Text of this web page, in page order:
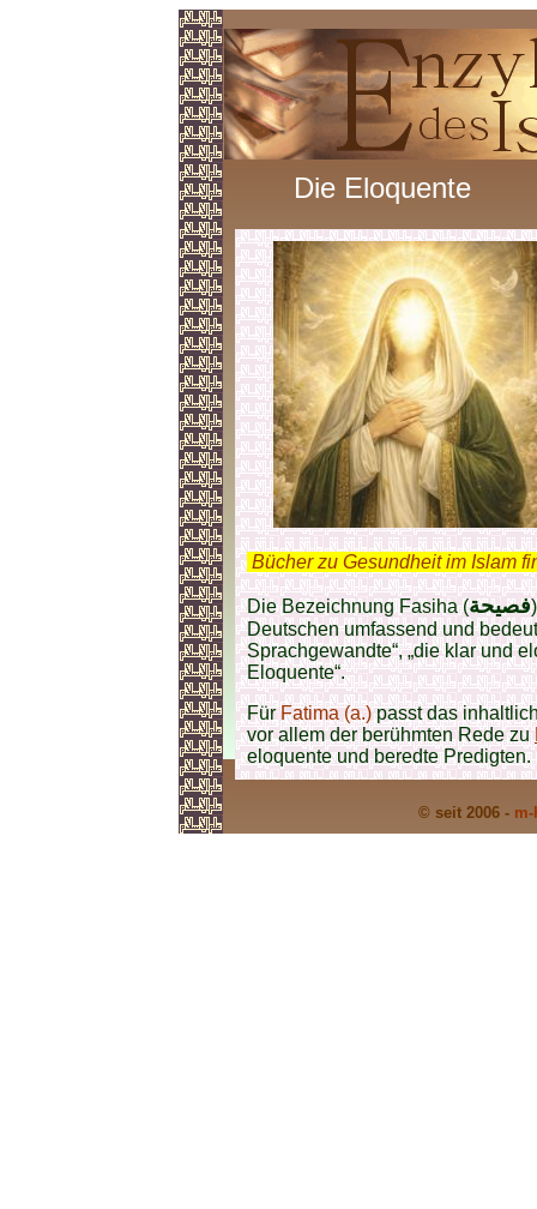
Die Eloquente
Bücher zu Gesundheit im Islam
Die Bezeichnung Fasiha (فصيحة
Deutschen umfassend und
Sprachgewandte“, „die klar und
Eloquente“.
FürFatima (a.)passt das
vor allem der berühmten Rede zu
eloquente und beredte Predigten.
© seit 2006 -